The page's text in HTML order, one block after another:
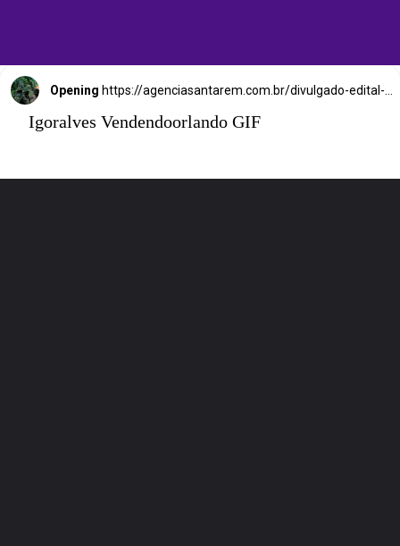
Opening https://agenciasantarem.com.br/divulgado-edital-do-processo-seletivo-ibama-2022-para-preencher-1-143-vagas-com-salario-de-ate-r-6-mil/
Igoralves Vendendoorlando GIF